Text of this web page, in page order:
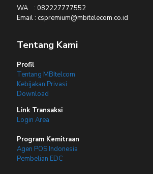
WA : 082227777552
Email : cspremium@mbitelecom.co.id
Tentang Kami
Profil
Tentang MBItelcom
Kebijakan Privasi
Download
Link Transaksi
Login Area
Program Kemitraan
Agen POS Indonesia
Pembelian EDC